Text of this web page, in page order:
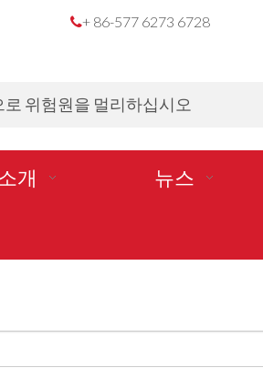
+ 86-577 6273 6728
위험원을 멀리하십시오
개 뉴스